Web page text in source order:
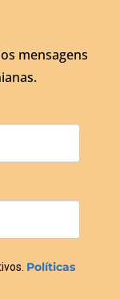
mensagens
Políticas